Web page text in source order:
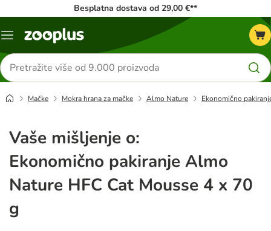
Besplatna dostava od 29,00 €**
Izbornik
Traži
proizvode
Mačke Mokra hrana za mačke Almo Nature Ekonomično
Vaše mišljenje o:
Ekonomično pakiranje Almo
Nature HFC Cat Mousse 4 x 70
g